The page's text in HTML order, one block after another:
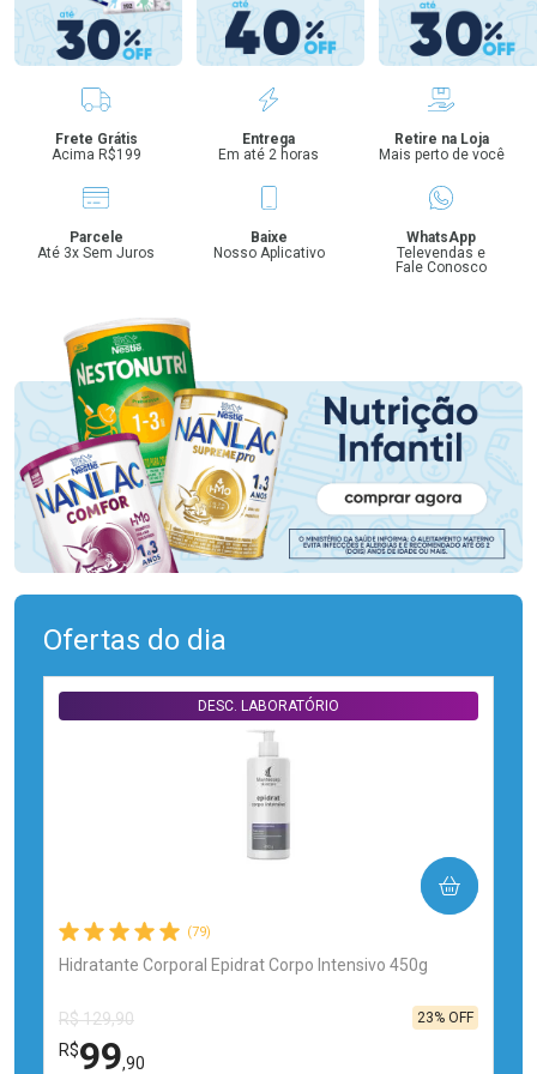
Benefícios
Frete Grátis
Acima R$199
Entrega
Em até 2 horas
Retire na Loja
Mais perto de você
Parcele
Até 3x Sem Juros
Baixe
Nosso Aplicativo
WhatsApp
Televendas e
Fale Conosco
Ofertas do dia
(79)
Hidratante Corporal Epidrat Corpo Intensivo 450g
DESC. LABORATÓRIO
R$ 129,90
R$99,90
23% OFF
COMPRAR